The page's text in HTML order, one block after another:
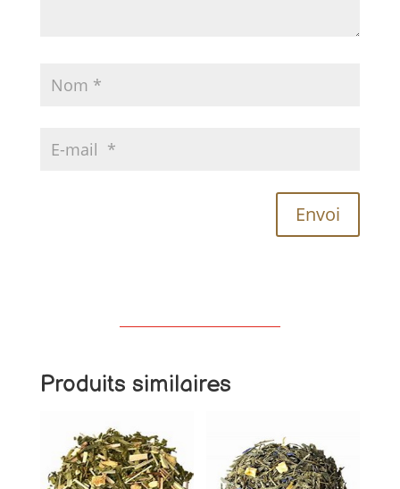
Envoi
Produits similaires